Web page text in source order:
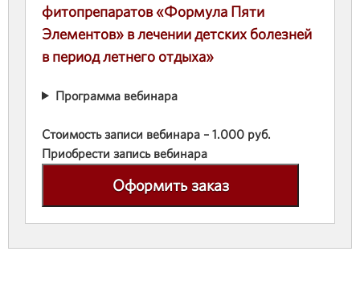
фитопрепаратов «Формула Пяти
Элементов» в лечении детских болезней
в период летнего отдыха»
Программа вебинара
Стоимость записи вебинара – 1.000 руб.
Приобрести запись вебинара
Оформить заказ